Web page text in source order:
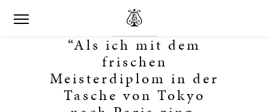
“Als ich mit dem
frischen
Meisterdiplom in der
Tasche von Tokyo